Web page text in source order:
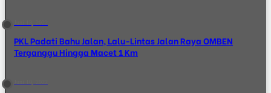
PKL Padati Bahu Jalan, Lalu-Lintas Jalan Raya OMBEN
Terganggu Hingga Macet 1 Km